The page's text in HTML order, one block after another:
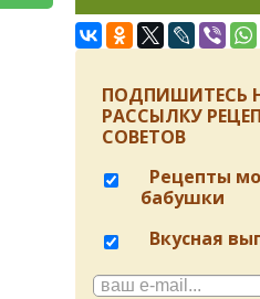
ПОДПИШИТЕСЬ
РАССЫЛКУ
СОВЕТОВ
Рецепты
бабушки
Вкусная